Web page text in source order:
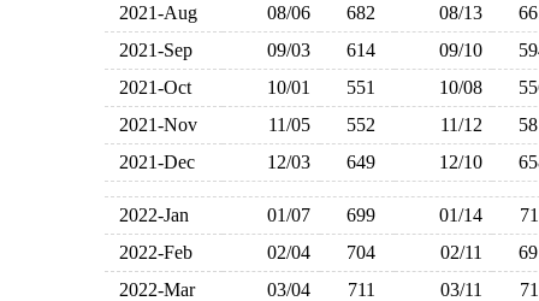
2021-Aug
08/06 682 08/13
2021-Sep
09/03 614 09/10
2021-Oct
10/01 551 10/08
2021-Nov
11/05 552 11/12
2021-Dec
12/03 649 12/10
2022-Jan 01/07 699 01/14
2022-Feb
02/04 704 02/11
2022-Mar
03/04 711 03/11